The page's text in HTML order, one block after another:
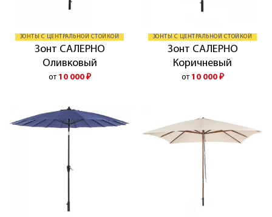
ЗОНТЫ С ЦЕНТРАЛЬНОЙ СТОЙКОЙ
Зонт САЛЕРНО
Оливковый
от 10 000 ₽
ЗОНТЫ С ЦЕНТРАЛЬНОЙ СТОЙКОЙ
Зонт САЛЕРНО
Коричневый
от 10 000 ₽